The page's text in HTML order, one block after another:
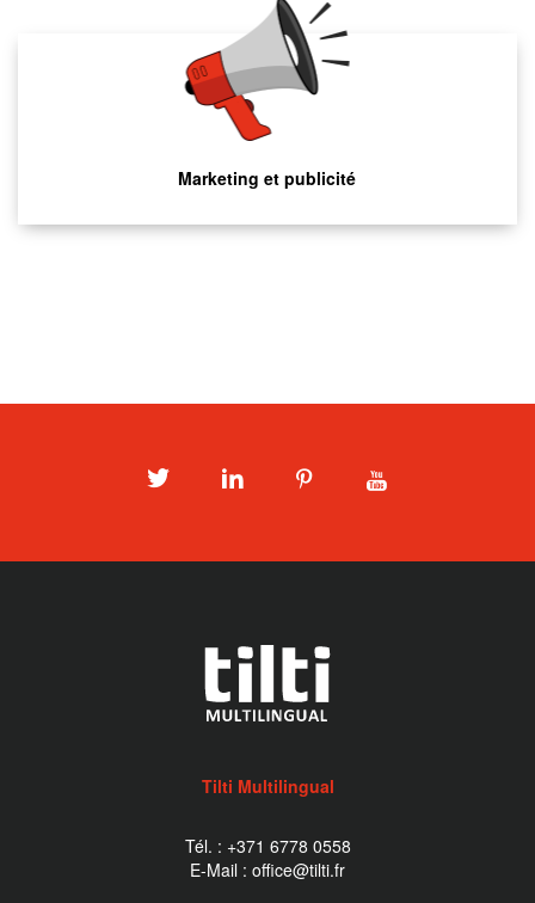
Marketing et publicité
TwitterLinkedInPinterest
Tilti Multilingual
Tél. : +371 6778 0558
E-Mail : office@tilti.fr